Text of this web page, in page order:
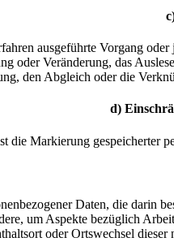
ausgeführte Vorgang
oder Veränderung, das
den Abgleich oder die
d)
die Markierung gespeicherter
Daten, die darin
um Aspekte bezüglich
oder Ortswechsel dieser